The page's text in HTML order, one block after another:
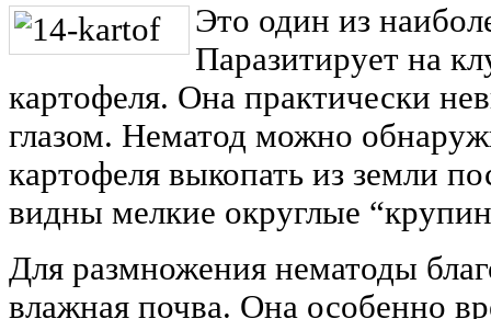
Это один из
Паразитирует на
картофеля. Она практически
глазом. Нематод можно
картофеля выкопать из земли
видны мелкие округлые
Для размножения нематоды
влажная почва. Она особенно